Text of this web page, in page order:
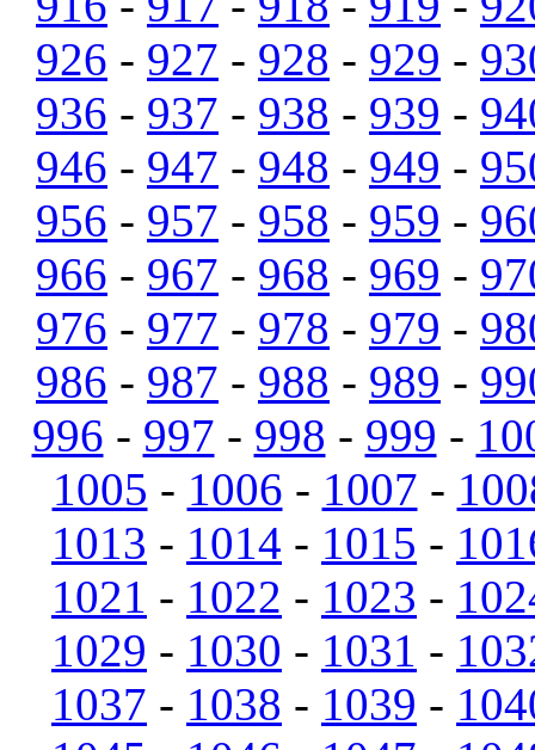
926 - 927 - 928 - 929 -
936 - 937 - 938 - 939 -
946 - 947 - 948 - 949 -
956 - 957 - 958 - 959 -
966 - 967 - 968 - 969 -
976 - 977 - 978 - 979 -
986 - 987 - 988 - 989 -
996 - 997 - 998 - 999 -
1005 - 1006 - 1007 -
1013 - 1014 - 1015 -
1021 - 1022 - 1023 -
1029 - 1030 - 1031 -
1037 - 1038 - 1039 -